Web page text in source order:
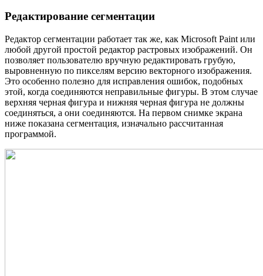
Редактирование сегментации
Редактор сегментации работает так же, как Microsoft Paint или
любой другой простой редактор растровых изображений. Он
позволяет пользователю вручную редактировать грубую,
выровненную по пикселям версию векторного изображения.
Это особенно полезно для исправления ошибок, подобных
этой, когда соединяются неправильные фигуры. В этом случае
верхняя черная фигура и нижняя черная фигура не должны
соединяться, а они соединяются. На первом снимке экрана
ниже показана сегментация, изначально рассчитанная
программой.